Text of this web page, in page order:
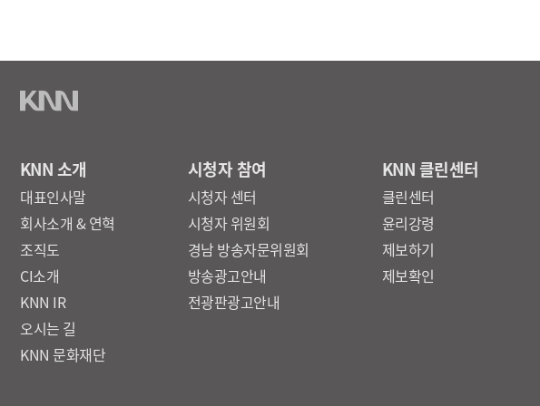
KNN 소개
대표인사말
회사소개 & 연혁
조직도
CI소개
KNN IR
오시는 길
KNN 문화재단
시청자 참여
시청자 센터
시청자 위원회
경남 방송자문위원회
방송광고안내
전광판광고안내
KNN 클린센터
클린센터
윤리강령
제보하기
제보확인